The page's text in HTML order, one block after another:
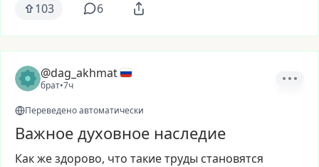
103 6
@dag_akhmat
брат•7ч
Переведено автоматически
Важное духовное наследие
Какжездорово, что такиетруды становятся